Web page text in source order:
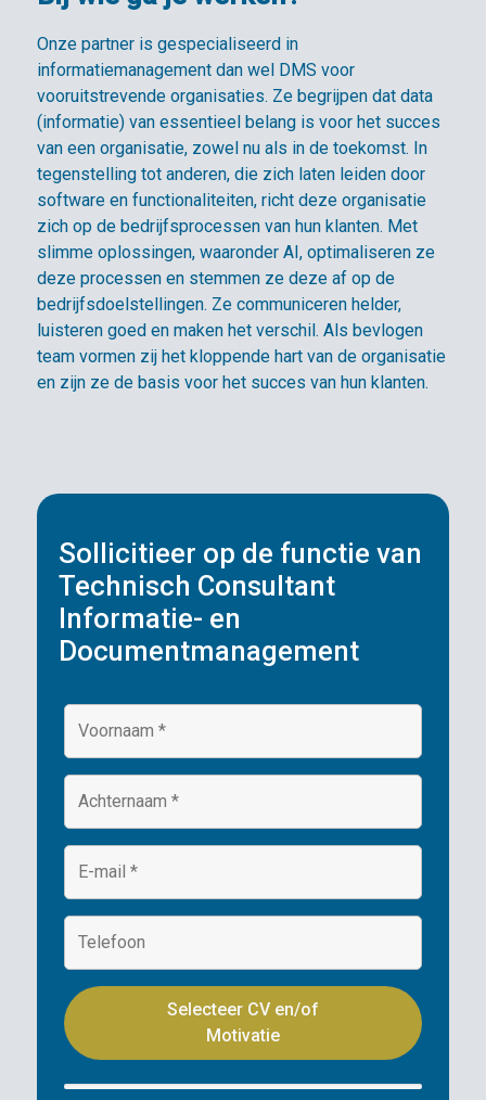
Onze partner is gespecialiseerd in
informatiemanagement dan wel DMS voor
vooruitstrevende organisaties. Ze begrijpen dat data
(informatie) van essentieel belang is voor het succes
van een organisatie, zowel nu als in de toekomst. In
tegenstelling tot anderen, die zich laten leiden door
software en functionaliteiten, richt deze organisatie
zich op de bedrijfsprocessen van hun klanten. Met
slimme oplossingen, waaronder AI, optimaliseren ze
deze processen en stemmen ze deze af op de
bedrijfsdoelstellingen. Ze communiceren helder,
luisteren goed en maken het verschil. Als bevlogen
team vormen zij het kloppende hart van de organisatie
en zijn ze de basis voor het succes van hun klanten.
Sollicitieer op de functie van
Technisch Consultant
Informatie- en
Documentmanagement
Selecteer CV en/of
Motivatie